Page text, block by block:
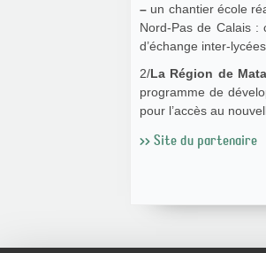
– un chantier école
Nord-Pas de Calais :
d’échange inter-lycées.
2/La Région de
programme de
pour l’accès au
>> Site du partenaire